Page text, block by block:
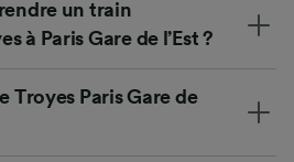
un train
à Paris Gare de l’Est ?
Troyes Paris Gare de